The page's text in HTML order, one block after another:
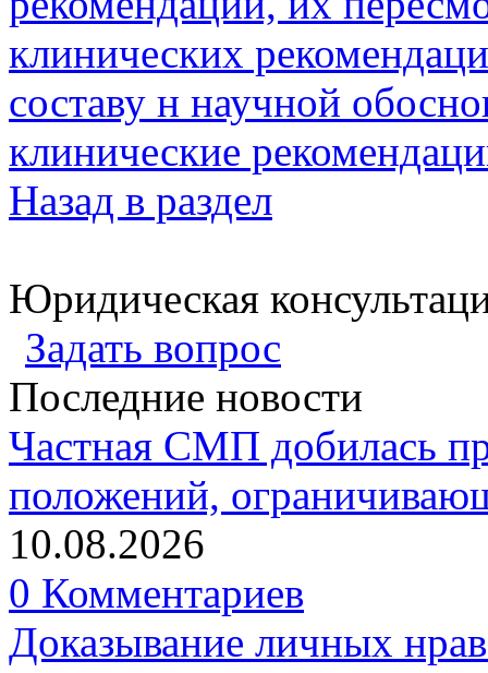
клинических
составу н научной
клинические
Назад в раздел
Юридическая
Задать вопрос
Последние новости
Частная СМП добилась
положений,
10.08.2026
0 Комментариев
Доказывание личных